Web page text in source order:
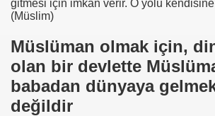
gitmesi için imkân verir. O yolu kendisine
(Müslim)
Müslüman olmak için,
olan bir devlette
babadan dünyaya
değildir